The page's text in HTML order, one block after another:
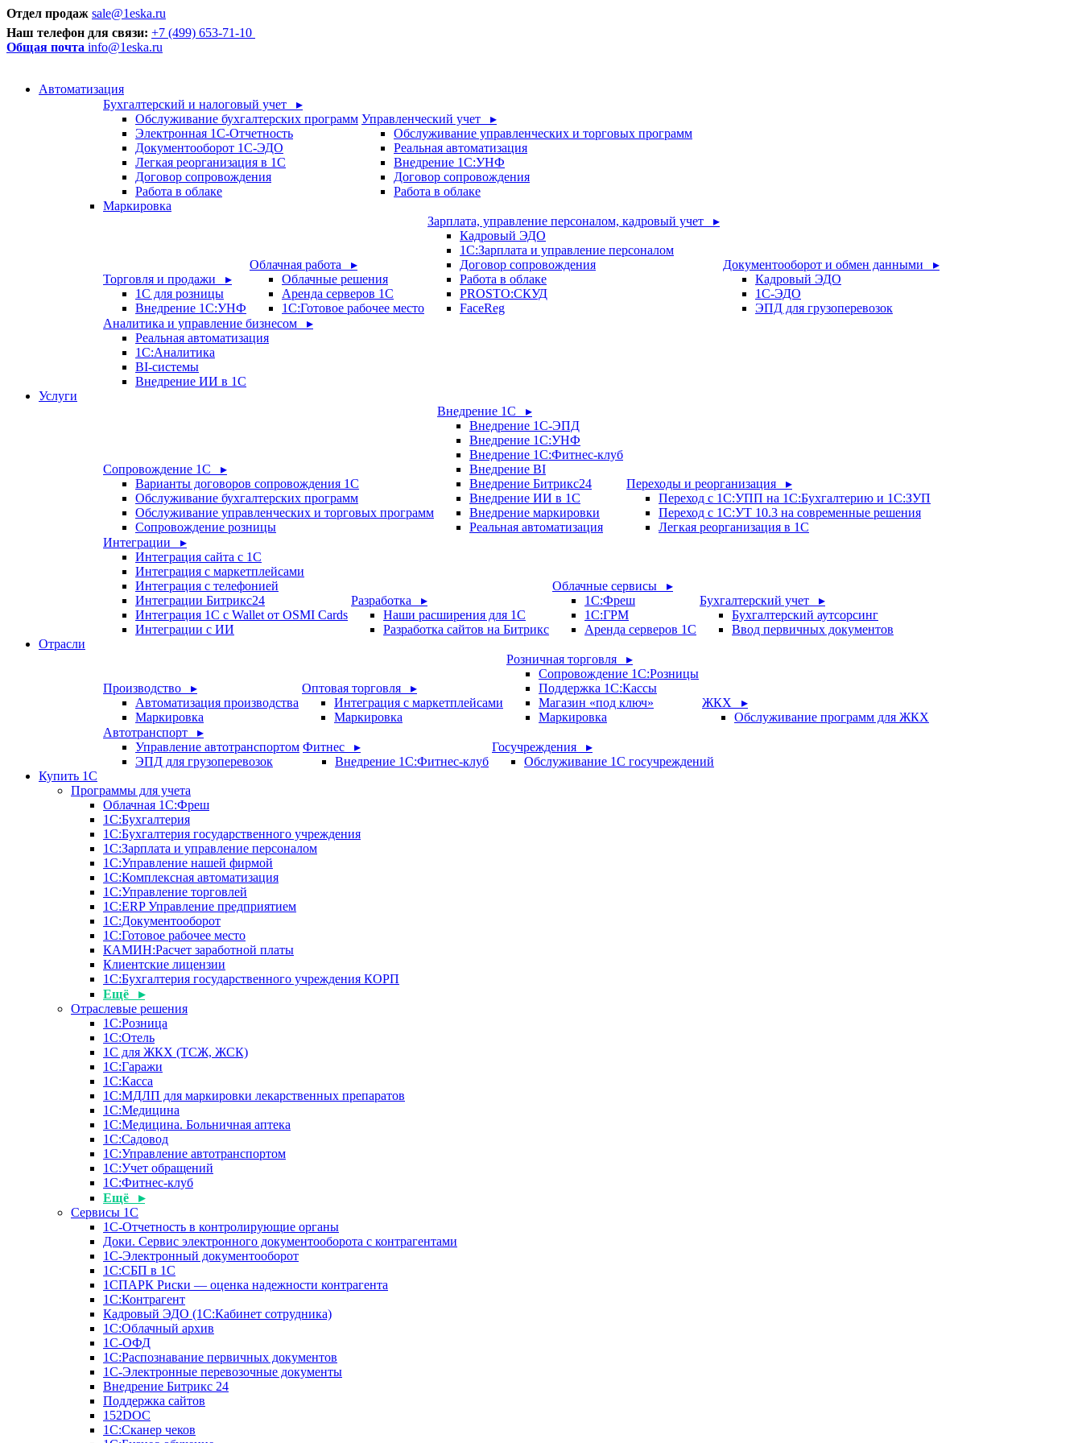
Отдел продаж sale@1eska.ru
Наш телефон для связи: +7 (499) 653-71-10
Общая почта info@1eska.ru
Автоматизация
Бухгалтерский и налоговый учет ▸
Обслуживание бухгалтерских программ
Электронная 1С-Отчетность
Документооборот 1С-ЭДО
Легкая реорганизация в 1С
Договор сопровождения
Работа в облаке
Управленческий учет ▸
Обслуживание управленческих и торговых программ
Реальная автоматизация
Внедрение 1С:УНФ
Договор сопровождения
Работа в облаке
Маркировка
Торговля и продажи ▸
1С для розницы
Внедрение 1С:УНФ
Облачная работа ▸
Облачные решения
Аренда серверов 1С
1C:Готовое рабочее место
Зарплата, управление персоналом, кадровый учет ▸
Кадровый ЭДО
1С:Зарплата и управление персоналом
Договор сопровождения
Работа в облаке
PROSTO:СКУД
FaceReg
Документооборот и обмен данными ▸
Кадровый ЭДО
1С-ЭДО
ЭПД для грузоперевозок
Аналитика и управление бизнесом ▸
Реальная автоматизация
1С:Аналитика
BI-системы
Внедрение ИИ в 1С
Услуги
Сопровождение 1С ▸
Варианты договоров сопровождения 1С
Обслуживание бухгалтерских программ
Обслуживание управленческих и торговых программ
Сопровождение розницы
Внедрение 1С ▸
Внедрение 1С-ЭПД
Внедрение 1С:УНФ
Внедрение 1С:Фитнес-клуб
Внедрение BI
Внедрение Битрикс24
Внедрение ИИ в 1С
Внедрение маркировки
Реальная автоматизация
Переходы и реорганизация ▸
Переход с 1С:УПП на 1С:Бухгалтерию и 1С:ЗУП
Переход с 1С:УТ 10.3 на современные решения
Легкая реорганизация в 1С
Интеграции ▸
Интеграция сайта с 1С
Интеграция с маркетплейсами
Интеграция с телефонией
Интеграции Битрикс24
Интеграция 1С с Wallet от OSMI Cards
Интеграции с ИИ
Разработка ▸
Наши расширения для 1С
Разработка сайтов на Битрикс
Облачные сервисы ▸
1С:Фреш
1С:ГРМ
Аренда серверов 1С
Бухгалтерский учет ▸
Бухгалтерский аутсорсинг
Ввод первичных документов
Отрасли
Производство ▸
Автоматизация производства
Маркировка
Оптовая торговля ▸
Интеграция с маркетплейсами
Маркировка
Розничная торговля ▸
Сопровождение 1С:Розницы
Поддержка 1С:Кассы
Магазин «под ключ»
Маркировка
ЖКХ ▸
Обслуживание программ для ЖКХ
Автотранспорт ▸
Управление автотранспортом
ЭПД для грузоперевозок
Фитнес ▸
Внедрение 1С:Фитнес-клуб
Госучреждения ▸
Обслуживание 1С госучреждений
Купить 1С
Программы для учета
Облачная 1С:Фреш
1С:Бухгалтерия
1С:Бухгалтерия государственного учреждения
1С:Зарплата и управление персоналом
1С:Управление нашей фирмой
1С:Комплексная автоматизация
1С:Управление торговлей
1С:ERP Управление предприятием
1С:Документооборот
1C:Готовое рабочее место
КАМИН:Расчет заработной платы
Клиентские лицензии
1С:Бухгалтерия государственного учреждения КОРП
Ещё ▸
Отраслевые решения
1С:Розница
1С:Отель
1С для ЖКХ (ТСЖ, ЖСК)
1С:Гаражи
1С:Касса
1С:МДЛП для маркировки лекарственных препаратов
1С:Медицина
1С:Медицина. Больничная аптека
1С:Садовод
1С:Управление автотранспортом
1С:Учет обращений
1С:Фитнес-клуб
Ещё ▸
Сервисы 1С
1С-Отчетность в контролирующие органы
Доки. Сервис электронного документооборота с контрагентами
1С-Электронный документооборот
1С:СБП в 1С
1СПАРК Риски — оценка надежности контрагента
1С:Контрагент
Кадровый ЭДО (1С:Кабинет сотрудника)
1С:Облачный архив
1С-ОФД
1С:Распознавание первичных документов
1С-Электронные перевозочные документы
Внедрение Битрикс 24
Поддержка сайтов
152DOC
1С:Сканер чеков